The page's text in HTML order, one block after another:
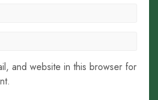
and website in this browser for